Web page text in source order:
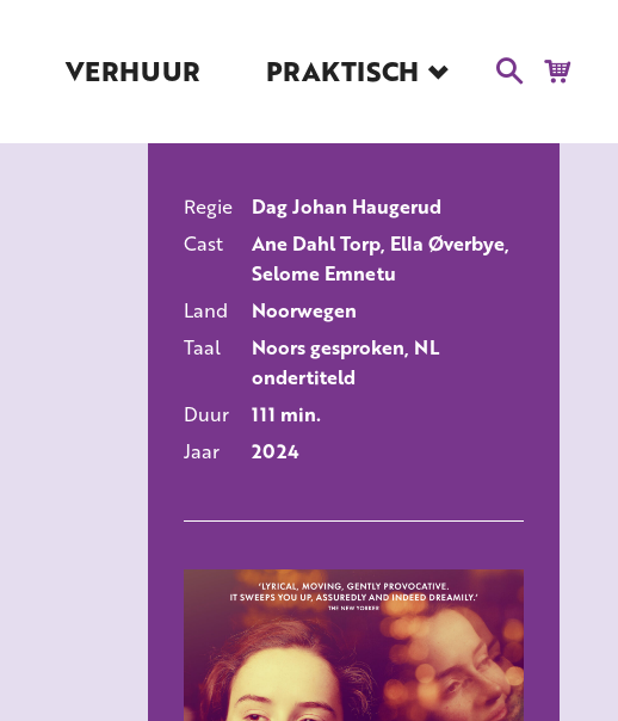
VERHUUR PRAKTISCH
Blog
Educatie
Kaartverkoop en
Tarieven
Over Het Ketelhuis
Vacatures
ALLE FILMS
Regie
Dag Johan Haugerud
Cast
Ane Dahl Torp, Ella Øverbye,
Selome Emnetu
Land
Noorwegen
Taal
Noors gesproken, NL
ondertiteld
Duur
111 min.
Jaar
2024